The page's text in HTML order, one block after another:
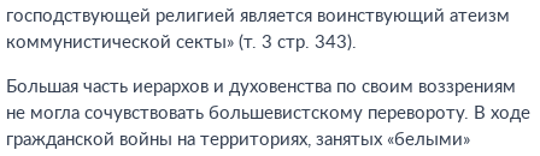
господствующей религией является воинствующий атеизм
коммунистической секты» (т. 3 стр. 343).
Большая часть иерархов и духовенства по своим воззрениям
не могла сочувствовать большевистскому перевороту. В ходе
гражданской войны на территориях, занятых «белыми»